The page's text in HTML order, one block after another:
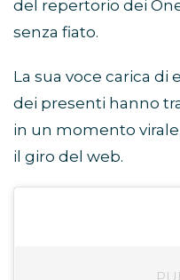
del repertorio dei
senza fiato.
La sua voce carica di
dei presenti hanno
in un momento
il giro del web.